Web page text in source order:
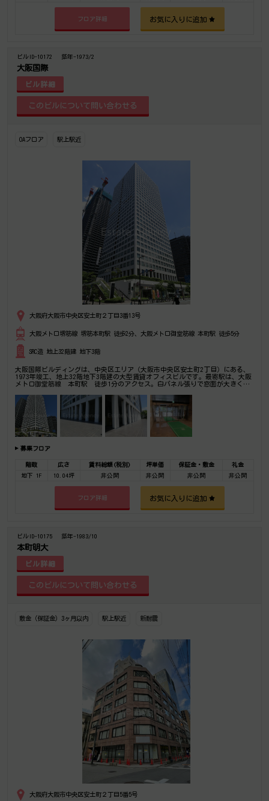
フロア詳細 お気に入りに追加
ビルID-10172 築年-1973/2
大阪国際
ビル詳細
OAフロア 駅上駅近
大阪府大阪市中央区安土町２丁目3番13号
大阪メトロ堺筋線 堺筋本町駅 徒歩2分、大阪メトロ御堂筋線 本町駅 徒歩5分
SRC造 地上32階建 地下3階
大阪国際ビルディングは、中央区エリア（大阪市中央区安土町2丁目）にある、
1973年竣工、地上32階地下3階建の大型賃貸オフィスビルです。最寄駅は、大阪
メトロ御堂筋線 本町駅 徒歩1分のアクセス。白パネル張りで窓面が大きく、
屋書店といったテナントが入居中。このあたりのランドマーク的なオフィスビル
となっています。室内もしっかりとした造りで、全体的に高級感があります。大
阪経済のシンボリック的な認知度の高いオフィスビルです。近年、空調設備をは
じめ様々なリニューアルを行い、オフィス機能を限りなく向上させました。是非
一度ご内覧下さいませ！その他、事務所、オフィス移転の事なら何でもご相談下
さい。
募集フロア
階数 広さ 賃料総額(税別) 坪単価 保証金・敷金
礼金
地下 1F
10.04坪 非公開 非公開 非公開 非公開
フロア詳細 お気に入りに追加
ビルID-10175 築年-1983/10
本町明大
ビル詳細
敷金（保証金）3ヶ月以内 駅上駅近 新耐震
大阪府大阪市中央区安土町２丁目5番5号